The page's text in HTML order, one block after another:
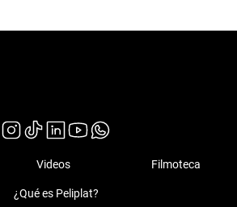
Videos Filmoteca
¿Qué es Peliplat?